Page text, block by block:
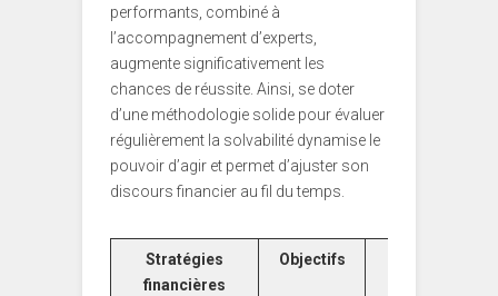
performants, combiné à
l’accompagnement d’experts,
augmente significativement les
chances de réussite. Ainsi, se doter
d’une méthodologie solide pour évaluer
régulièrement la solvabilité dynamise le
pouvoir d’agir et permet d’ajuster son
discours financier au fil du temps.
Stratégies
financières
Objectifs